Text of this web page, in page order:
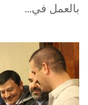
بالعمل في...